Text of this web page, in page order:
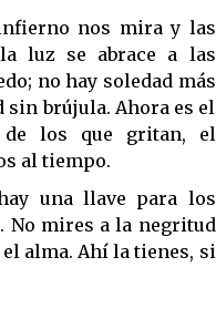
nos mira y las
luz se abrace a las
no hay soledad más
sin brújula. Ahora es el
los que gritan, el
al tiempo.
una llave para los
No mires a la negritud
alma. Ahí la tienes, si